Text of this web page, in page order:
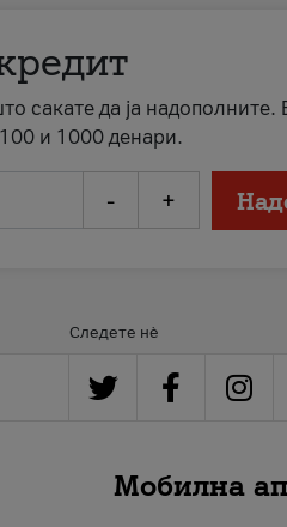
сакате да ја
100 и 1000 денари.
- +
Следете нè
Мобилна